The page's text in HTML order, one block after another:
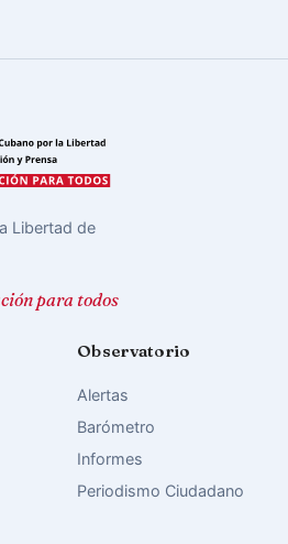
Libertad de
para todos
Observatorio
Alertas
Barómetro
Informes
Periodismo Ciudadano